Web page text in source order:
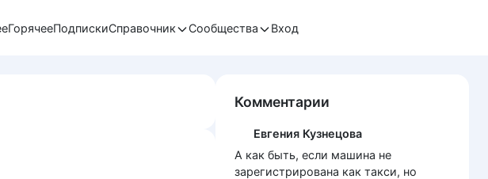
ГорячееПодпискиСправочник Сообщества Вход
Комментарии
Евгения Кузнецова
А как быть, если машина не
зарегистрирована как такси, но